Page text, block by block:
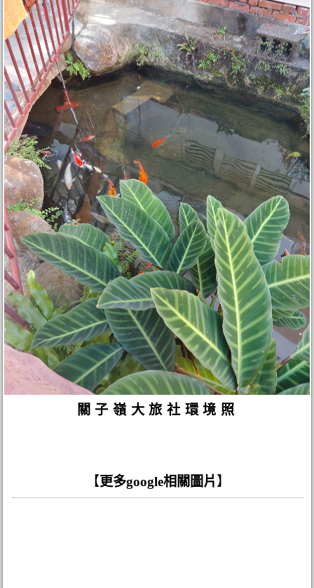
關子嶺大旅社環境照
【 更多google相關圖片 】